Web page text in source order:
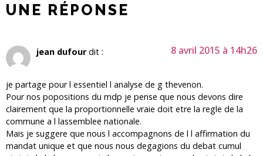
UNE RÉPONSE
jean dufour dit : 8 avril 2015 à 14h26
je partage pour l essentiel l analyse de g thevenon.
Pour nos popositions du mdp je pense que nous devons dire
clairement que la proportionnelle vraie doit etre la regle de la
commune a l lassemblee nationale.
Mais je suggere que nous l accompagnons de l l affirmation du
mandat unique et que nous nous degagions du debat cumul